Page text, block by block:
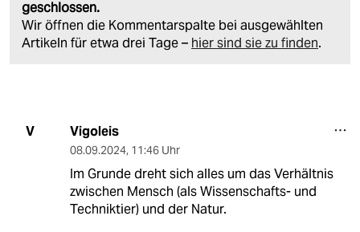
geschlossen.
Wir öffnen die Kommentarspalte bei ausgewählten
Artikeln für etwa drei Tage – hier sind sie zu finden.
V Vigoleis
08.09.2024, 11:46 Uhr
Im Grunde dreht sich alles um das Verhältnis
zwischen Mensch (als Wissenschafts- und
Techniktier) und der Natur.